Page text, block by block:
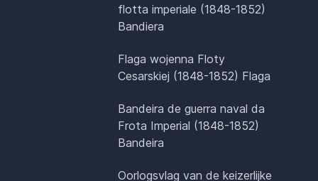
flotta imperiale (1848-1852)
Bandiera
Flaga wojenna Floty
Cesarskiej (1848-1852) Flaga
Bandeira de guerra naval da
Frota Imperial (1848-1852)
Bandeira
Oorlogsvlag van de keizerlijke